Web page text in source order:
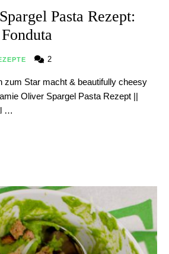
Pasta Rezept:
2
zum Star macht & beautifully cheesy
Oliver Spargel Pasta Rezept ||
…